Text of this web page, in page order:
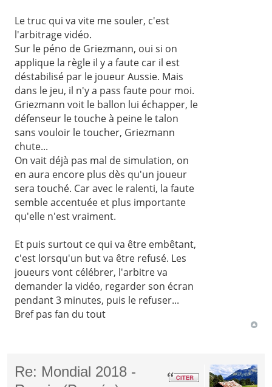
Le truc qui va vite me souler, c'est
l'arbitrage vidéo.
Sur le péno de Griezmann, oui si on
applique la règle il y a faute car il est
déstabilisé par le joueur Aussie. Mais
dans le jeu, il n'y a pass faute pour moi.
Griezmann voit le ballon lui échapper, le
défenseur le touche à peine le talon
sans vouloir le toucher, Griezmann
chute...
On vait déjà pas mal de simulation, on
en aura encore plus dès qu'un joueur
sera touché. Car avec le ralenti, la faute
semble accentuée et plus importante
qu'elle n'est vraiment.
Et puis surtout ce qui va être embêtant,
c'est lorsqu'un but va être refusé. Les
joueurs vont célébrer, l'arbitre va
demander la vidéo, regarder son écran
pendant 3 minutes, puis le refuser...
Bref pas fan du tout
Re: Mondial 2018 -